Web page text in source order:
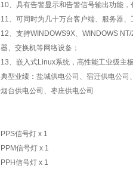
10、具有告警显示和告警信号输出功能
11、可同时为几十万台客户端、服务器
12、支持WINDOWS9X、 WINDOWS
器、交换机等网络设备；
13、嵌入式Linux系统，高性能工业级主
典型业绩：盐城供电公司、宿迁供电公
烟台供电公司、枣庄供电公司
PPS信号灯 x 1
PPM信号灯 x 1
PPH信号灯 x 1